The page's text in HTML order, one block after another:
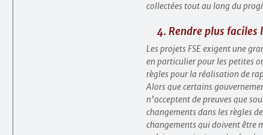
collectées tout au long du
4. Rendre plus faciles
Les projets FSE exigent une
en particulier pour les petites
règles pour la réalisation de
Alors que certains
n’acceptent de preuves que
changements dans les règles
changements qui doivent être